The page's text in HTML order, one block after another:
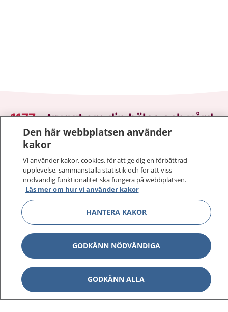
1177–tryggt om din hälsa och vård
På 1177.se får du råd om hälsa och information om
Logga in för att läsa din journal och göra dina
vårdärenden. Ring telefonnummer 1177 för
sjukvårdsrådgivning dygnet runt.
1177 ger dig råd när du vill må bättre.
1177 på flera språk Visa
Om 1177 Visa
Den här webbplatsen använder
kakor
Vi använder kakor, cookies, för att ge dig en förbättrad
upplevelse, sammanställa statistik och för att viss
nödvändig funktionalitet ska fungera på webbplatsen.
Läs mer om hur vi använder kakor
HANTERA KAKOR
GODKÄNN NÖDVÄNDIGA
GODKÄNN ALLA